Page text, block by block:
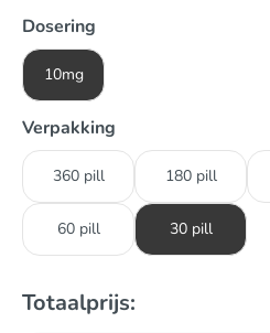
Dosering
10mg
Verpakking
360 pill 180 pill
60 pill 30 pill
Totaalprijs: